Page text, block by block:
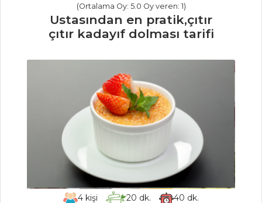
Pesto Soslu
Sebze Çorbası
Thai Usulü
Semizotu Çorbası
Çorbalar Tüm
Tarifleri
BALIK
YEMEKLERI
(Ortalama Oy: 5.0 Oy veren: 1)
Ustasından en pratik,çıtır
çıtır kadayıf dolması tarifi
4 kişi 20 dk. 40 dk.